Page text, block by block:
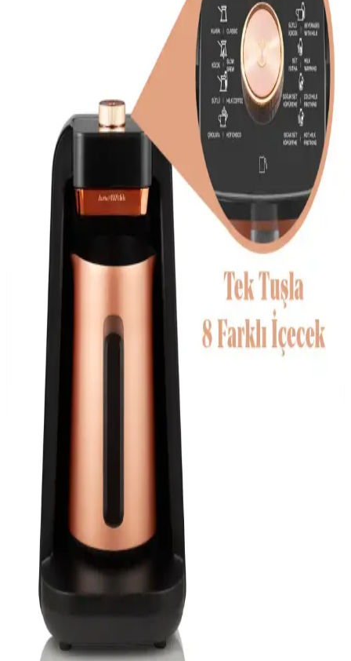
Modern kahve makineleri, elektronik kontroller, otomatik temizlik
ve akıllı telefon entegrasyonu ile kahve deneyimini kişiselleştiriyor
Teknosa'da Kahve Makinesi Seçimi ve Alışveriş
Teknosa'da kahve makineleri çeşitleri, kullanım özellikleri ve satın
alma detaylarıyla ilgili kapsamlı rehber. Doğru modeli seçmek için
önemli ipuçları içerir.
Kahve Makinesi Satın Alma Rehberi: Özellikler ve
Dikkat Edilmesi Gerekenler
Kahve tutkunları için en uygun kahve makinesi nasıl seçilir?
Özellikler, modeller ve kullanıcı deneyimleriyle detaylı rehber.
Kahve Öğütücülü Makineler ve Modern
Teknolojilerle Kahve Deneyimini Geliştirme
Kahve öğütücülü makineler, taze kahve çekirdeği öğütme ve
gelişmiş teknolojilerle kahve deneyimini artırıyor, pratik kullanım ve
enerji verimliliği sağlıyor.
İkili Kahve Cihazlarındaki Teknolojik Gelişmeler ve
Kullanım Özellikleri
İkili kahve makineleri, farklı kahve türlerini aynı anda hazırlama
imkânı sunar. Otomatik teknolojiler ve kullanıcı dostu özelliklerle
kahve deneyimini zenginleştirir, zaman tasarrufu sağlar.
İkili Kahve Makinesi Nedir, Özellikleri ve Elektronik
Teknolojinin Getirdikleri
İkili kahve makineleri, çift bölmeli tasarımı ve akıllı özellikleriyle
kahve hazırlamada devrim yaratıyor. Uzaktan kontrol, programlama
ve otomatik temizlik gibi fonksiyonlar sunar.
Arzum Türk Kahvesi Makinesi: Geleneksel Tad ve
Modern Teknolojiyi Birleştiren Çözümler